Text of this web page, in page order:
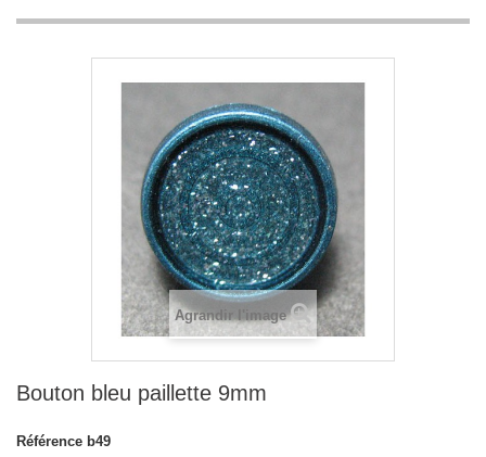
Agrandir l'image
Bouton bleu paillette 9mm
Référence b49